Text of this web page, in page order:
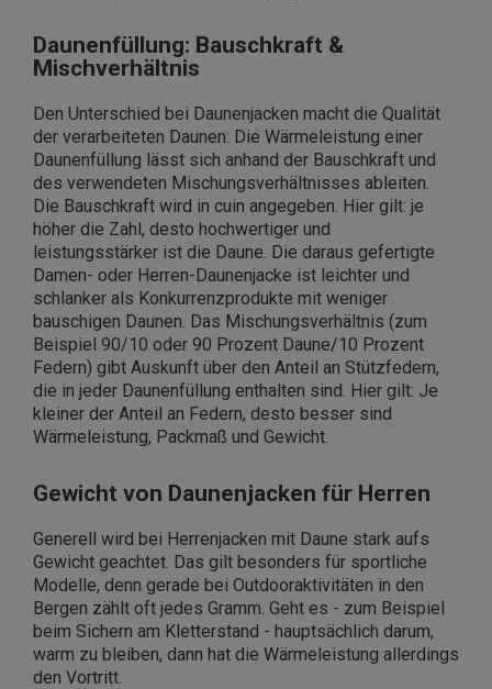
Daunenfüllung: Bauschkraft &
Mischverhältnis
Den Unterschied bei Daunenjacken macht die Qualität
der verarbeiteten Daunen: Die Wärmeleistung einer
Daunenfüllung lässt sich anhand der Bauschkraft und
des verwendeten Mischungsverhältnisses ableiten.
Die Bauschkraft wird in cuin angegeben. Hier gilt: je
höher die Zahl, desto hochwertiger und
leistungsstärker ist die Daune. Die daraus gefertigte
Damen- oder Herren-Daunenjacke ist leichter und
schlanker als Konkurrenzprodukte mit weniger
bauschigen Daunen. Das Mischungsverhältnis (zum
Beispiel 90/10 oder 90 Prozent Daune/10 Prozent
Federn) gibt Auskunft über den Anteil an Stützfedern,
die in jeder Daunenfüllung enthalten sind. Hier gilt: Je
kleiner der Anteil an Federn, desto besser sind
Wärmeleistung, Packmaß und Gewicht.
Gewicht von Daunenjacken für Herren
Generell wird bei Herrenjacken mit Daune stark aufs
Gewicht geachtet. Das gilt besonders für sportliche
Modelle, denn gerade bei Outdooraktivitäten in den
Bergen zählt oft jedes Gramm. Geht es - zum Beispiel
beim Sichern am Kletterstand - hauptsächlich darum,
warm zu bleiben, dann hat die Wärmeleistung allerdings
den Vortritt.